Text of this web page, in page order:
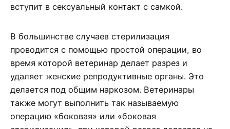
вступит в сексуальный контакт с самкой.
В большинстве случаев стерилизация
проводится с помощью простой операции, во
время которой ветеринар делает разрез и
удаляет женские репродуктивные органы. Это
делается под общим наркозом. Ветеринары
также могут выполнить так называемую
операцию «боковая» или «боковая